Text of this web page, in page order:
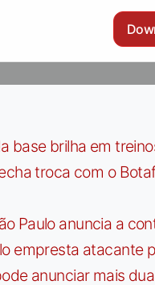
base brilha em
troca com o
Paulo anuncia a
empresta atacante
anunciar mais